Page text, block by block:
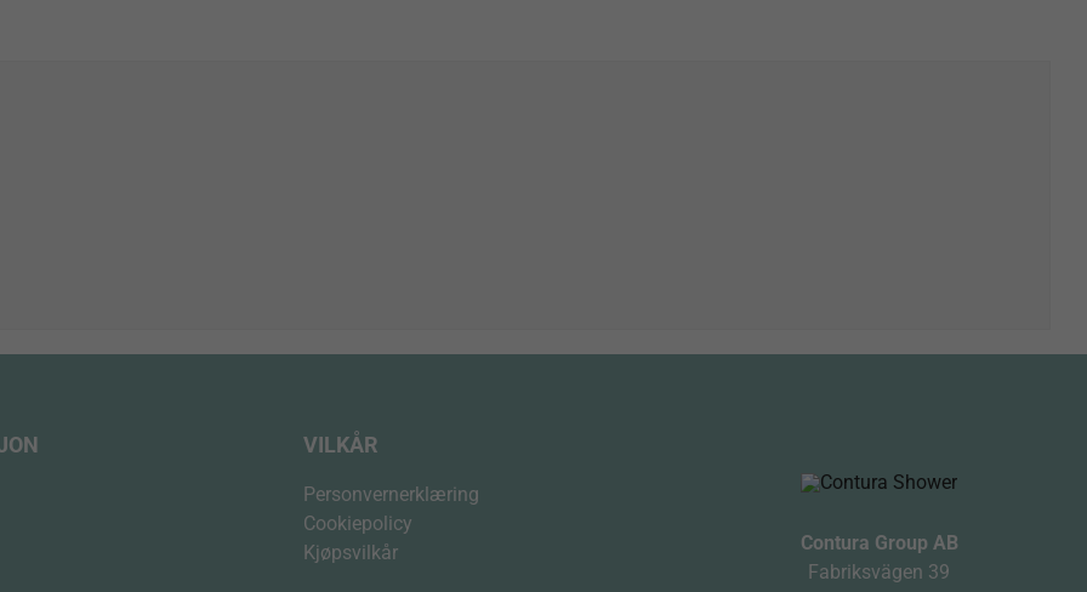
VILKÅR
Personvernerklæring
Cookiepolicy
Kjøpsvilkår
Contura Group AB
Fabriksvägen 39